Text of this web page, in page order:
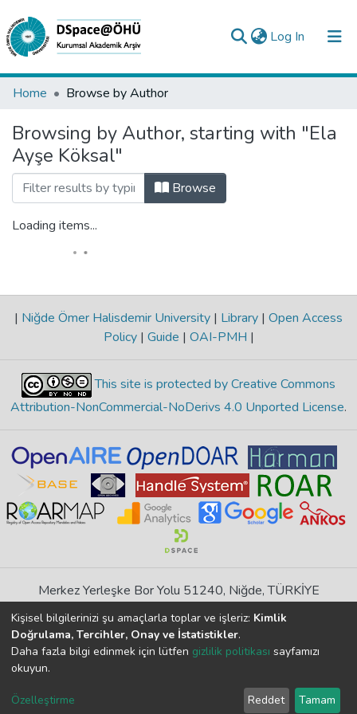
Log In (current)
Collections
All of DSpace
Analyze
Request/Question
Home Browse by Author
Browsing by Author, starting with "Ela
Ayşe Köksal"
Browse
Loading items...
| Niğde Ömer Halisdemir University | Library | Open Access
Policy | Guide | OAI-PMH |
This site is protected by Creative Commons
Attribution-NonCommercial-NoDerivs 4.0 Unported License.
Merkez Yerleşke Bor Yolu 51240, Niğde, TÜRKİYE
If you find any errors in content please report us
DSpace 7.6.1, Powered byİdeal DSpace
Cookie
Send
Kişisel bilgilerinizi şu amaçlarla toplar ve işleriz: Kimlik
Doğrulama, Tercihler, Onay ve İstatistikler.
Daha fazla bilgi edinmek için lütfen gizlilik politikası sayfamızı
okuyun.
Özelleştirme Reddet Tamam